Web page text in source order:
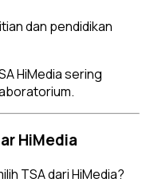
dan pendidikan
HiMedia sering
HiMedia
TSA dari HiMedia?